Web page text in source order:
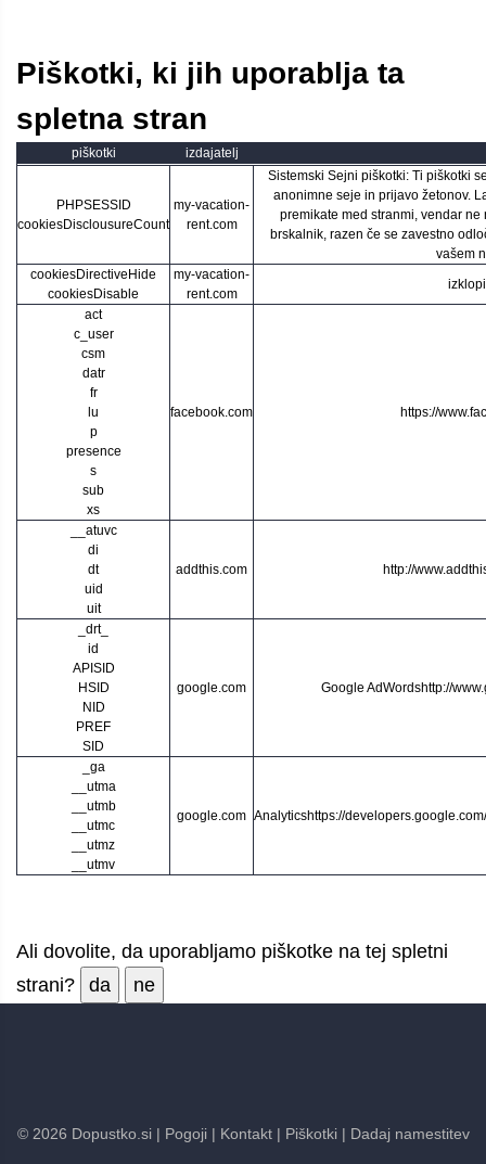
Piškotki, ki jih uporablja ta
spletna stran
piškotki izdajatelj
PHPSESSID
cookiesDisclousureCount
my-vacation-
rent.com
Sistemski Sejni piškotki: Ti piškotki
anonimne seje in prijavo žetonov.
premikate med stranmi, vendar
brskalnik, razen če se zavestno
vašem
cookiesDirectiveHide
cookiesDisable
my-vacation-
rent.com
act
c_user
csm
datr
fr
lu
p
presence
s
sub
xs
facebook.com https://
__atuvc
di
dt
uid
uit
addthis.com http://
_drt_
id
APISID
HSID
NID
PREF
SID
google.com Google AdWordshttp://
_ga
__utma
__utmb
__utmc
__utmz
__utmv
google.com Analyticshttps://
Ali dovolite, da uporabljamo piškotke na tej spletni
strani?
da ne
© 2026 Dopustko.si | Pogoji | Kontakt | Piškotki | Dadaj namestitev